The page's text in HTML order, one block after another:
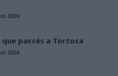
2026
que passés a Tortosa
2026